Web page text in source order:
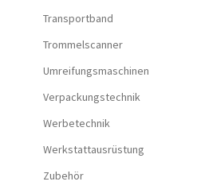
Transportband
Trommelscanner
Umreifungsmaschinen
Verpackungstechnik
Werbetechnik
Werkstattausrüstung
Zubehör